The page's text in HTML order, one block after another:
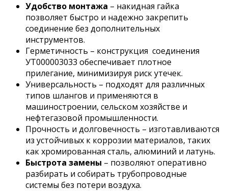
Удобство монтажа – накидная гайка
позволяет быстро и надежно закрепить
соединение без дополнительных
инструментов.
Герметичность – конструкция соединения
УТ000003033 обеспечивает плотное
прилегание, минимизируя риск утечек.
Универсальность – подходят для различных
типов шлангов и применяются в
машиностроении, сельском хозяйстве и
нефтегазовой промышленности.
Прочность и долговечность – изготавливаются
из устойчивых к коррозии материалов, таких
как хромированная сталь, алюминий и латунь.
Быстрота замены – позволяют оперативно
разбирать и собирать трубопроводные
системы без потери воздуха.